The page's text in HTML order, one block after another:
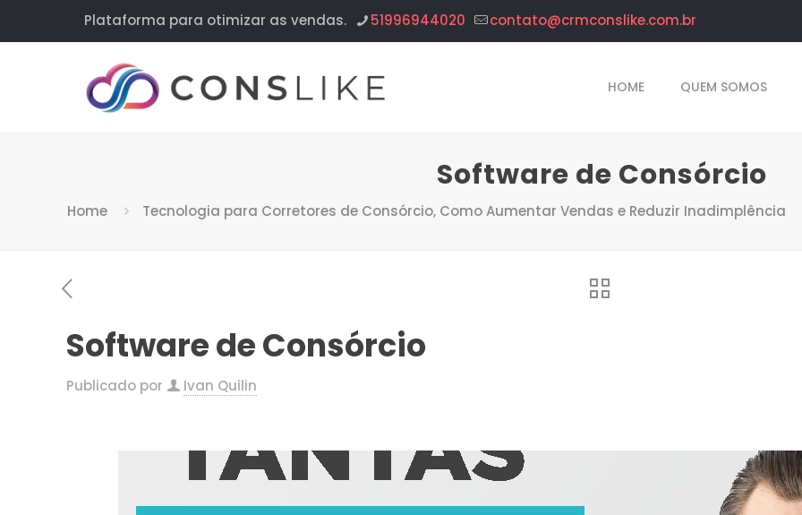
Plataforma para otimizar as vendas. 51996944020 contato@crmconslike.com.br
HOME QUEM SOMOS
Software de Consórcio
Home Tecnologia para Corretores de Consórcio, Como Aumentar Vendas e Reduzir Inadimplência
Software de Consórcio
Publicado por Ivan Quilin